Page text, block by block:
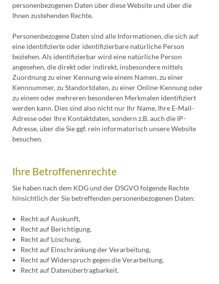
personenbezogenen Daten über diese Website und über die
Ihnen zustehenden Rechte.
Personenbezogene Daten sind alle Informationen, die sich auf
eine identifizierte oder identifizierbare natürliche Person
beziehen. Als identifizierbar wird eine natürliche Person
angesehen, die direkt oder indirekt, insbesondere mittels
Zuordnung zu einer Kennung wie einem Namen, zu einer
Kennnummer, zu Standortdaten, zu einer Online-Kennung oder
zu einem oder mehreren besonderen Merkmalen identifiziert
werden kann. Dies sind also nicht nur Ihr Name, Ihre E-Mail-
Adresse oder Ihre Kontaktdaten, sondern z.B. auch die IP-
Adresse, über die Sie ggf. rein informatorisch unsere Website
besuchen.
Ihre Betroffenenrechte
Sie haben nach dem KDG und der DSGVO folgende Rechte
hinsichtlich der Sie betreffenden personenbezogenen Daten:
Recht auf Auskunft,
Recht auf Berichtigung,
Recht auf Löschung,
Recht auf Einschränkung der Verarbeitung,
Recht auf Widerspruch gegen die Verarbeitung,
Recht auf Datenübertragbarkeit.